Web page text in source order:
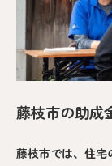
藤枝市の助成
藤枝市では、住宅